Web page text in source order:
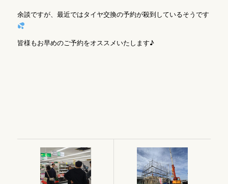
余談ですが、最近ではタイヤ交換の予約が殺到しているそうです
皆様もお早めのご予約をオススメいたします♪